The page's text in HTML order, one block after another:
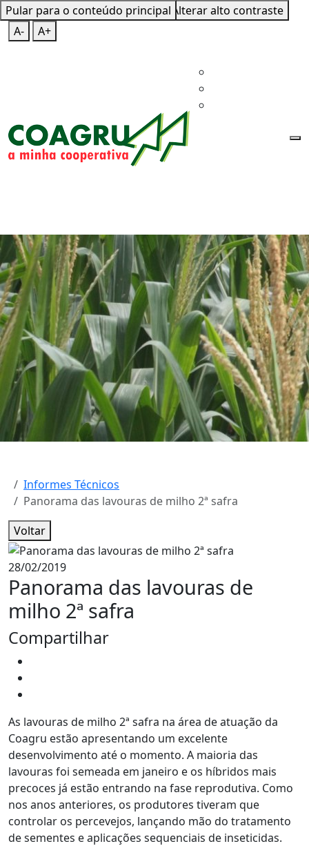
Pular para o conteúdo principal
Mapa do SiteTeclas de Atalho
Alterar alto contraste
A-
A+
Informes Técnicos
Panorama das lavouras de milho 2ª safra
Voltar
28/02/2019
Panorama das lavouras de
milho 2ª safra
Compartilhar
As lavouras de milho 2ª safra na área de atuação da
Coagru estão apresentando um excelente
desenvolvimento até o momento. A maioria das
lavouras foi semeada em janeiro e os híbridos mais
precoces já estão entrando na fase reprodutiva. Como
nos anos anteriores, os produtores tiveram que
controlar os percevejos, lançando mão do tratamento
de sementes e aplicações sequenciais de inseticidas.